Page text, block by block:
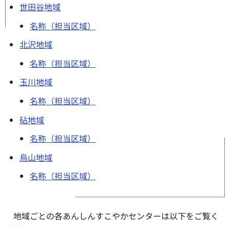
世田谷地域
名称（担当区域）
北沢地域
名称（担当区域）
玉川地域
名称（担当区域）
砧地域
名称（担当区域）
烏山地域
名称（担当区域）
地域ごとの各あんしんすこやかセンターは以下をご覧く